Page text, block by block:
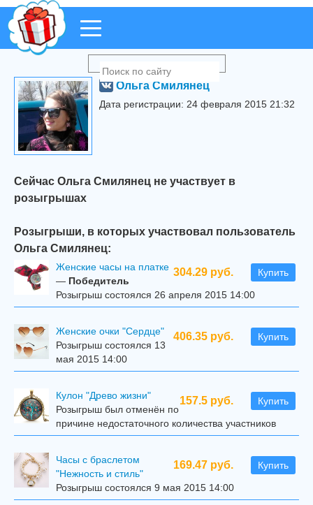
Ольга Смилянец
Дата регистрации: 24 февраля 2015 21:32
Сейчас Ольга Смилянец не участвует в
розыгрышах
Розыгрыши, в которых участвовал пользователь
Ольга Смилянец:
304.29 руб. Купить
Женские часы на платке
— Победитель
Розыгрыш состоялся 26 апреля 2015 14:00
406.35 руб. Купить
Женские очки "Сердце"
Розыгрыш состоялся 13
мая 2015 14:00
157.5 руб. Купить
Кулон "Древо жизни"
Розыгрыш был отменён по
причине недостаточного количества участников
169.47 руб. Купить
Часы с браслетом
"Нежность и стиль"
Розыгрыш состоялся 9 мая 2015 14:00